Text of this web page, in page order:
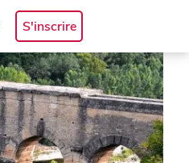
S'inscrire